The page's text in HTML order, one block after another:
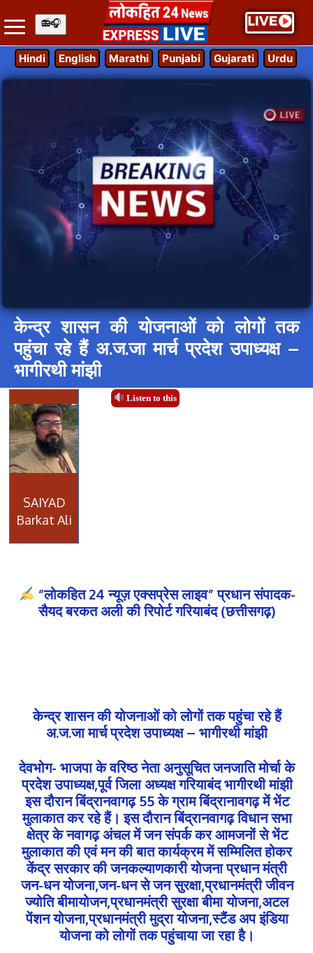
Hindi English Marathi Punjabi Gujarati Urdu
केन्द्र शासन की योजनाओं को लोगों तक
पहुंचा रहे हैं अ.ज.जा मार्च प्रदेश उपाध्यक्ष –
भागीरथी मांझी
Listen to this
SAIYAD
Barkat Ali
“लोकहित 24 न्यूज़ एक्सप्रेस लाइव” प्रधान संपादक-
सैयद बरकत अली की रिपोर्ट गरियाबंद (छत्तीसगढ़)
केन्द्र शासन की योजनाओं को लोगों तक पहुंचा रहे हैं
अ.ज.जा मार्च प्रदेश उपाध्यक्ष – भागीरथी मांझी
देवभोग- भाजपा के वरिष्ठ नेता अनुसूचित जनजाति मोर्चा के
प्रदेश उपाध्यक्ष,पूर्व जिला अध्यक्ष गरियाबंद भागीरथी मांझी
इस दौरान बिंद्रानवागढ़ 55 के ग्राम बिंद्रानावगढ़ में भेंट
मुलाकात कर रहे हैं। इस दौरान बिंद्रानवागढ़ विधान सभा
क्षेत्र के नवागढ़ अंचल में जन संपर्क कर आमजनों से भेंट
मुलाकात की एवं मन की बात कार्यक्रम में सम्मिलित होकर
केंद्र सरकार की जनकल्याणकारी योजना प्रधान मंत्री
जन-धन योजना,जन-धन से जन सुरक्षा,प्रधानमंत्री जीवन
ज्योति बीमायोजन,प्रधानमंत्री सुरक्षा बीमा योजना,अटल
पेंशन योजना,प्रधानमंत्री मुद्रा योजना,स्टैंंड अप इंडिया
योजना को लोगों तक पहुंचाया जा रहा है।